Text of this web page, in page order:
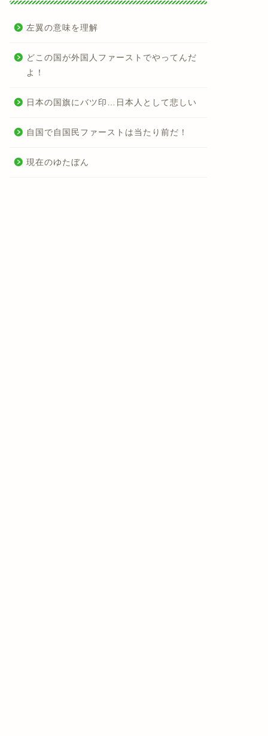
左翼の意味を理解
どこの国が外国人ファーストでやってんだ
よ！
日本の国旗にバツ印…日本人として悲しい
自国で自国民ファーストは当たり前だ！
現在のゆたぼん